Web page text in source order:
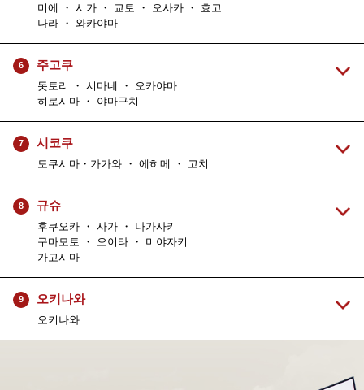
미에 ・ 시가 ・ 교토 ・ 오사카 ・ 효고
나라 ・ 와카야마
6 주고쿠
돗토리 ・ 시마네 ・ 오카야마
히로시마 ・ 야마구치
7 시코쿠
도쿠시마・가가와 ・ 에히메 ・ 고치
8 규슈
후쿠오카 ・ 사가 ・ 나가사키
구마모토 ・ 오이타 ・ 미야자키
가고시마
9 오키나와
오키나와